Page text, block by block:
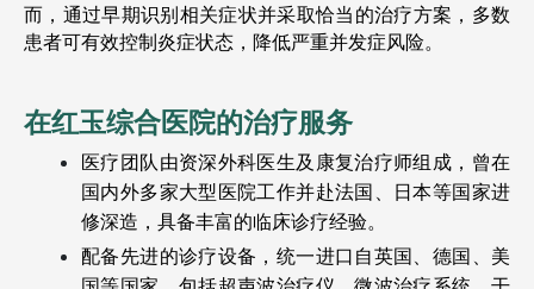
而，通过早期识别相关症状并采取恰当的治疗方案，多数
患者可有效控制炎症状态，降低严重并发症风险。
在红玉综合医院的治疗服务
医疗团队由资深外科医生及康复治疗师组成，曾在
国内外多家大型医院工作并赴法国、日本等国家进
修深造，具备丰富的临床诊疗经验。
配备先进的诊疗设备，统一进口自英国、德国、美